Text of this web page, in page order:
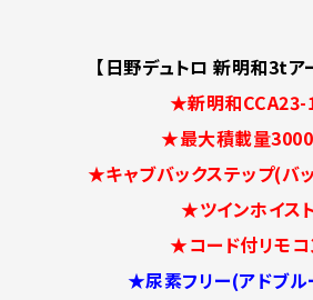
【日野デュトロ 新明和3tア
★新明和CCA23-
★最大積載量
★キャブバックステップ(バ
★ツインホイス
★コード付リモコ
★尿素フリー(アドブ